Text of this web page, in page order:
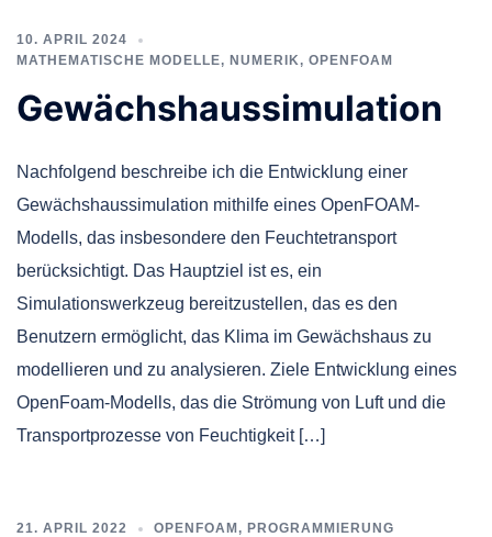
10. APRIL 2024
MATHEMATISCHE MODELLE, NUMERIK, OPENFOAM
Gewächshaussimulation
Nachfolgend beschreibe ich die Entwicklung einer
Gewächshaussimulation mithilfe eines OpenFOAM-
Modells, das insbesondere den Feuchtetransport
berücksichtigt. Das Hauptziel ist es, ein
Simulationswerkzeug bereitzustellen, das es den
Benutzern ermöglicht, das Klima im Gewächshaus zu
modellieren und zu analysieren. Ziele Entwicklung eines
OpenFoam-Modells, das die Strömung von Luft und die
Transportprozesse von Feuchtigkeit […]
21. APRIL 2022 OPENFOAM , PROGRAMMIERUNG